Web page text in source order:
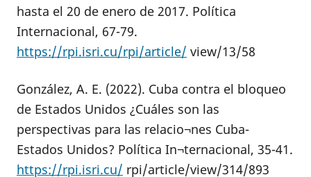
hasta el 20 de enero de 2017. Política
Internacional, 67-79.
https://rpi.isri.cu/rpi/article/ view/13/58
González, A. E. (2022). Cuba contra el bloqueo
de Estados Unidos ¿Cuáles son las
perspectivas para las relacio¬nes Cuba-
Estados Unidos? Política In¬ternacional, 35-41.
https://rpi.isri.cu/ rpi/article/view/314/893